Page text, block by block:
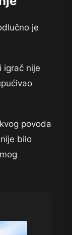
je
igrač nije
povoda
bilo